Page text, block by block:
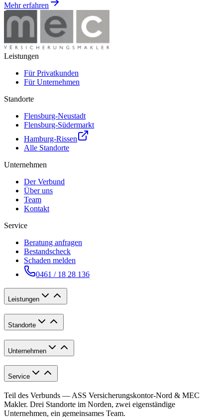
Mehr erfahren
Leistungen
Für Privatkunden
Für Unternehmen
Standorte
Flensburg-Neustadt
Flensburg-Südermarkt
Hamburg-Rissen
Alle Standorte
Unternehmen
Der Verbund
Über uns
Team
Kontakt
Service
Beratung anfragen
Bestandscheck
Schaden melden
0461 / 18 28 136
Leistungen
Standorte
Unternehmen
Service
Teil des Verbunds — ASS Versicherungskontor-Nord & MEC
Makler. Drei Standorte im Norden, zwei eigenständige
Unternehmen, ein gemeinsames Team.